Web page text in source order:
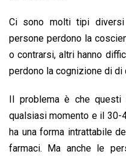
Ci sono molti tipi diversi
persone perdono la
o contrarsi, altri hanno
perdono la cognizione di di
Il problema è che questi
qualsiasi momento e il 30-
ha una forma intrattabile
farmaci. Ma anche le